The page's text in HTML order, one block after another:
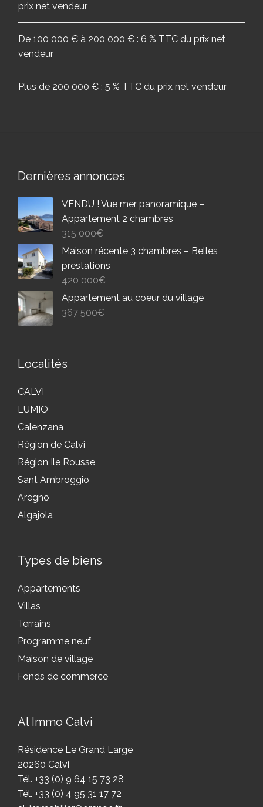
prix net vendeur
De 100 000 € à 200 000 € : 6 % TTC du prix net
vendeur
Plus de 200 000 € : 5 % TTC du prix net vendeur
Dernières annonces
VENDU ! Vue mer panoramique –
Appartement 2 chambres
315 000€
Maison récente 3 chambres – Belles
prestations
420 000€
Appartement au coeur du village
367 500€
Localités
CALVI
LUMIO
Calenzana
Région de Calvi
Région Ile Rousse
Sant Ambroggio
Aregno
Algajola
Types de biens
Appartements
Villas
Terrains
Programme neuf
Maison de village
Fonds de commerce
Al Immo Calvi
Résidence Le Grand Large
20260 Calvi
Tél. +33 (0) 9 64 15 73 28
Tél. +33 (0) 4 95 31 17 72